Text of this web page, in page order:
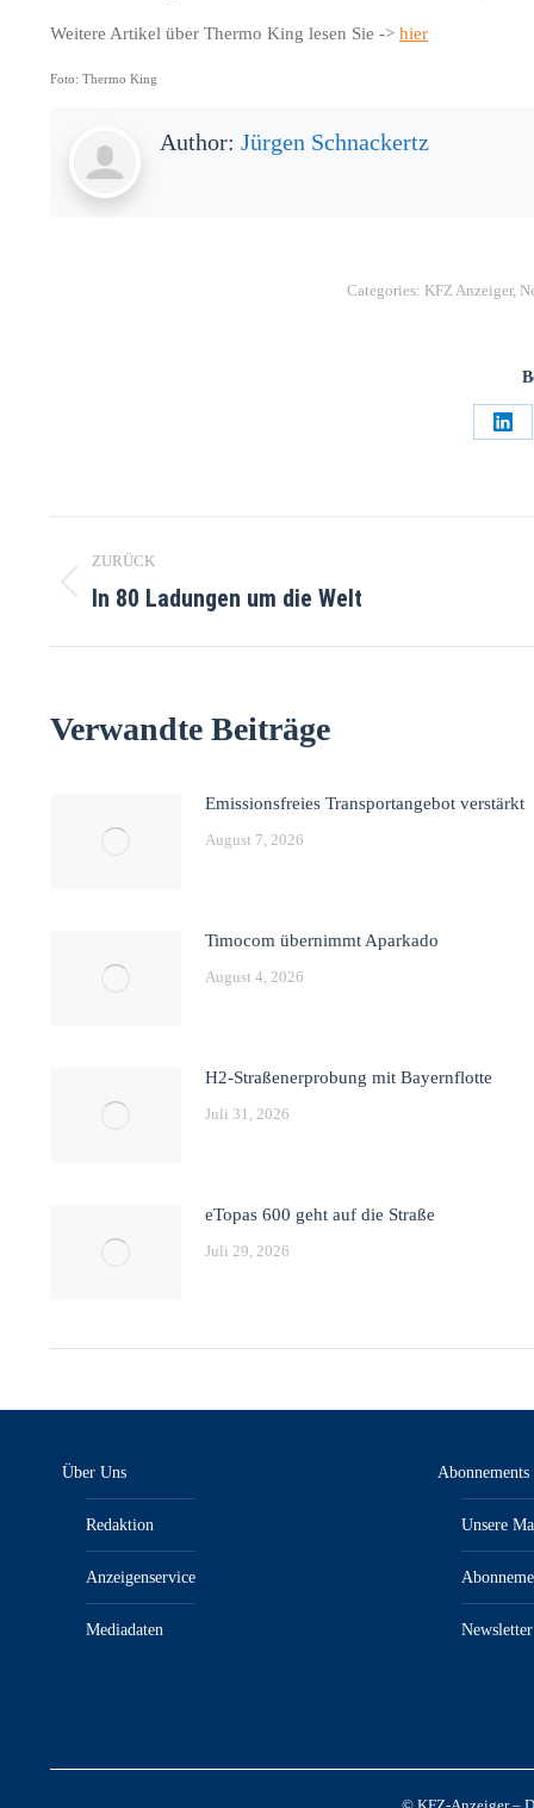
Weitere Artikel über Thermo King lesen Sie -> hier
Foto: Thermo King
Author: Jürgen Schnackertz
Categories: KFZ Anzeiger,
ZURÜCK
In 80 Ladungen um die Welt
Verwandte Beiträge
Emissionsfreies Transportangebot verstärkt
August 7, 2026
Timocom übernimmt Aparkado
August 4, 2026
H2-Straßenerprobung mit Bayernflotte
Juli 31, 2026
eTopas 600 geht auf die Straße
Juli 29, 2026
Über Uns
Redaktion
Anzeigenservice
Mediadaten
Abonnements
Unsere
Newsletter